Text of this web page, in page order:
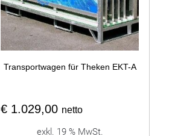
Transportwagen für Theken EKT-A
€ 1.029,00 netto
exkl. 19 % MwSt.